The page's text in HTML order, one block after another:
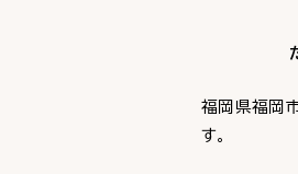
福岡県福岡
す。